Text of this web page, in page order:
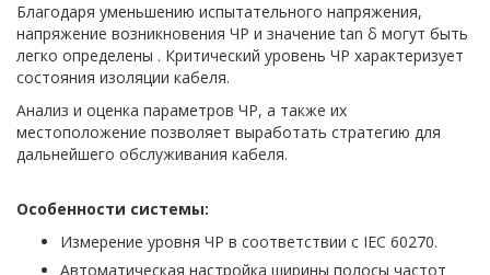
Благодаря уменьшению испытательного напряжения,
напряжение возникновения ЧР и значение tan δ могут быть
легко определены . Критический уровень ЧР характеризует
состояния изоляции кабеля.
Анализ и оценка параметров ЧР, а также их
местоположение позволяет выработать стратегию для
дальнейшего обслуживания кабеля.
Особенности системы:
Измерение уровня ЧР в соответствии с IEC 60270.
Автоматическая настройка ширины полосы частот